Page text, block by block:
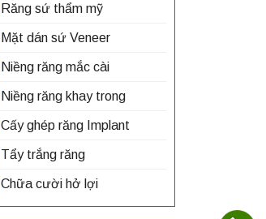
Răng sứ thẩm mỹ
Mặt dán sứ Veneer
Niềng răng mắc cài
Niềng răng khay trong
Cấy ghép răng Implant
Tẩy trắng răng
Chữa cười hở lợi